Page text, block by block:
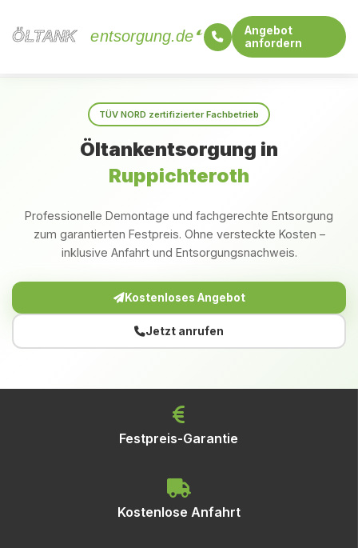
ÖLTANK
ÖLTANK entsorgung.de
Angebot
anfordern
TÜV NORD zertifizierter Fachbetrieb
Öltankentsorgung in
Ruppichteroth
Professionelle Demontage und fachgerechte Entsorgung
zum garantierten Festpreis. Ohne versteckte Kosten –
inklusive Anfahrt und Entsorgungsnachweis.
Kostenloses Angebot
Jetzt anrufen
Festpreis-Garantie
Kostenlose Anfahrt